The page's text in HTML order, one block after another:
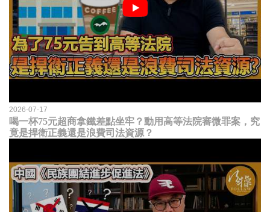
2026-07-17
喝一杯75元超商拿鐵差點坐牢？動用高等法院審微罪案，究
竟是捍衛正義還是浪費司法資源？